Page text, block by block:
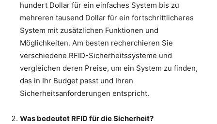
hundert Dollar für ein einfaches System bis zu
mehreren tausend Dollar für ein fortschrittlicheres
System mit zusätzlichen Funktionen und
Möglichkeiten. Am besten recherchieren Sie
verschiedene RFID-Sicherheitssysteme und
vergleichen deren Preise, um ein System zu finden,
das in Ihr Budget passt und Ihren
Sicherheitsanforderungen entspricht.
Was bedeutet RFID für die Sicherheit?